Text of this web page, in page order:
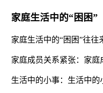
家庭生活中的“困困”
家庭生活中的“困困”往往
家庭成员关系紧张：家庭
生活中的小事：生活中的